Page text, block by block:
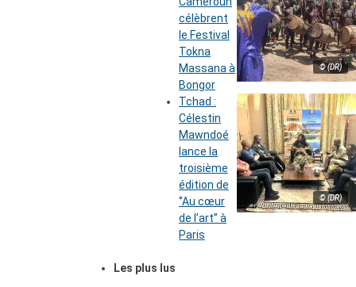
© (DR)
célèbrent
le Festival
Tokna
Massana à
Bongor
© (DR)
Tchad :
Célestin
Mawndoé
lance la
troisième
édition de
‘’Au cœur
de l’art’’ à
Paris
Les plus lus